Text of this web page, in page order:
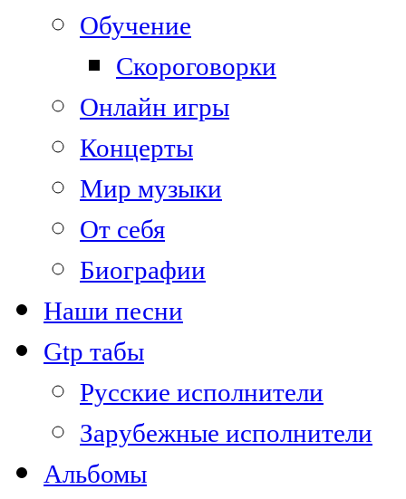
Обучение
Скороговорки
Онлайн игры
Концерты
Мир музыки
От себя
Биографии
Наши песни
Gtp табы
Русские исполнители
Зарубежные исполнители
Альбомы